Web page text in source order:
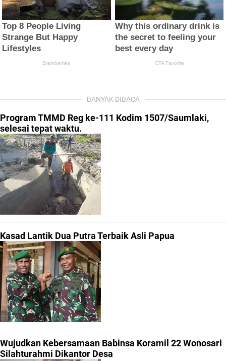
BANYAK DIBACA
Program TMMD Reg ke-111 Kodim 1507/Saumlaki,
selesai tepat waktu.
Kasad Lantik Dua Putra Terbaik Asli Papua
Wujudkan Kebersamaan Babinsa Koramil 22 Wonosari
Silahturahmi Dikantor Desa